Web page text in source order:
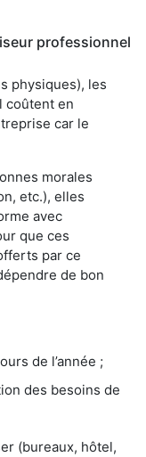
professionnel
physiques), les
coûtent en
car le
morales
etc.), elles
avec
que ces
par ce
de bon
de l’année ;
des besoins de
(bureaux, hôtel,